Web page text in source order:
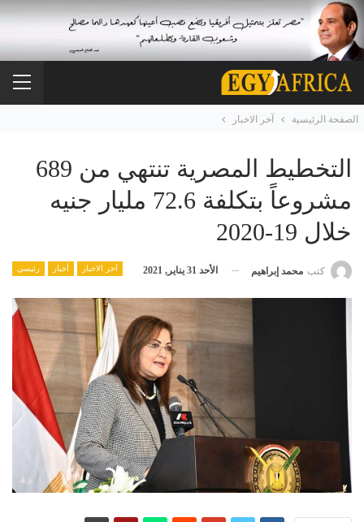
الصفحة الرئيسية آخر الاخبار
التخطيط المصرية تنتهي من 689
مشروعاً بتكلفة 72.6 مليار جنيه
خلال 19-2020
آخر الاخبار أخبار رئيسي كتب محمد إبراهيم الأحد 31 يناير, 2021